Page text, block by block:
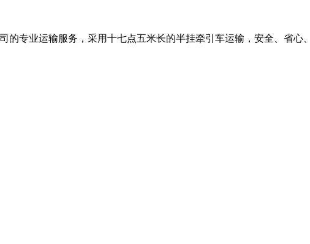
专业运输服务，采用十七点五米长的半挂牵引车运输，安全、省心